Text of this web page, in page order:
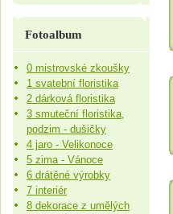
Fotoalbum
0 mistrovské zkoušky
1 svatební floristika
2 dárková floristika
3 smuteční floristika,
podzim - dušičky
4 jaro - Velikonoce
5 zima - Vánoce
6 drátěné výrobky
7 interiér
8 dekorace z umělých